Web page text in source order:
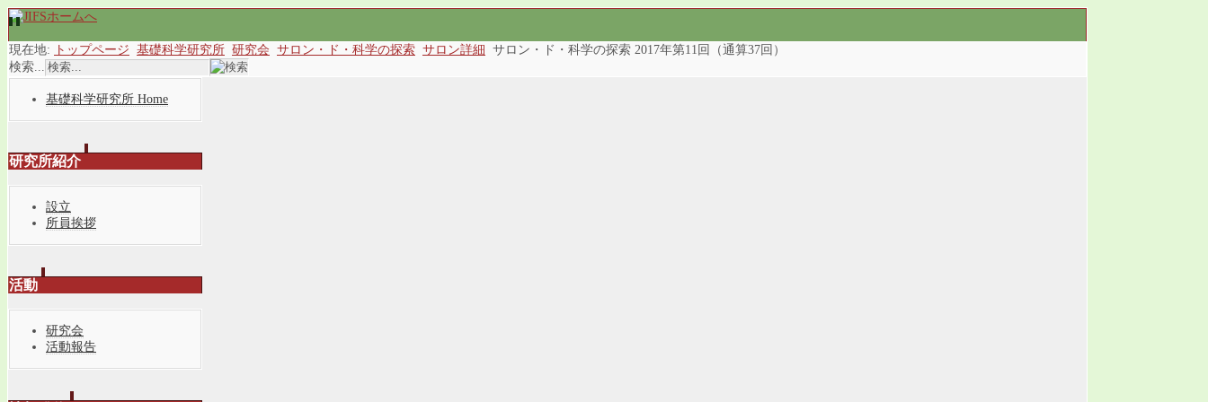
現在地: トップページ 基礎科学研究所 研究会 サロン・ド・科学の探索 サロン詳細
サロン・ド・科学の探索 2017年第11回（通算37回）
検索...
基礎科学研究所 Home
研究所紹介
設立
所員挨拶
活動
研究会
活動報告